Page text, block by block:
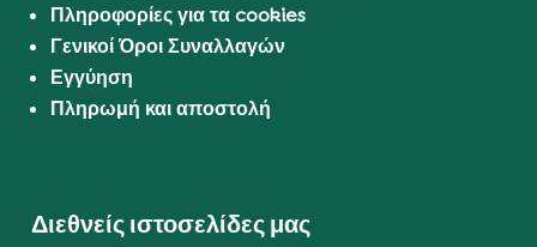
Πληροφορίες για τα cookies
Γενικοί Όροι Συναλλαγών
Εγγύηση
Πληρωμή και αποστολή
Διεθνείς ιστοσελίδες μας